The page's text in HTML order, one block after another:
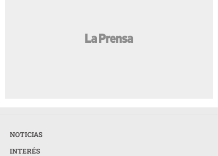
NOTICIAS
INTERÉS